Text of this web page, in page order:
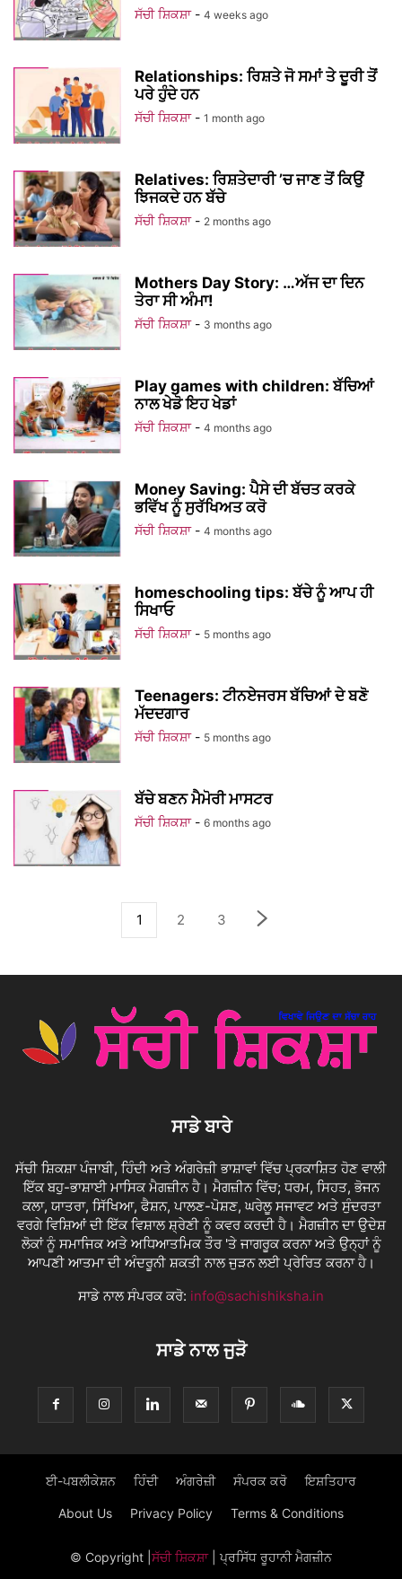
ਸੱਚੀ ਸ਼ਿਕਸ਼ਾ - 4 weeks ago
Relationships: ਰਿਸ਼ਤੇ ਜੋ ਸਮਾਂ ਤੇ ਦੂਰੀ ਤੋਂ
ਪਰੇ ਹੁੰਦੇ ਹਨ
ਸੱਚੀ ਸ਼ਿਕਸ਼ਾ - 1 month ago
Relatives: ਰਿਸ਼ਤੇਦਾਰੀ ’ਚ ਜਾਣ ਤੋਂ ਕਿਉਂ
ਝਿਜਕਦੇ ਹਨ ਬੱਚੇ
ਸੱਚੀ ਸ਼ਿਕਸ਼ਾ - 2 months ago
Mothers Day Story: …ਅੱਜ ਦਾ ਦਿਨ
ਤੇਰਾ ਸੀ ਅੰਮਾ!
ਸੱਚੀ ਸ਼ਿਕਸ਼ਾ - 3 months ago
Play games with children: ਬੱਚਿਆਂ
ਨਾਲ ਖੇਡੋ ਇਹ ਖੇਡਾਂ
ਸੱਚੀ ਸ਼ਿਕਸ਼ਾ - 4 months ago
Money Saving: ਪੈਸੇ ਦੀ ਬੱਚਤ ਕਰਕੇ
ਭਵਿੱਖ ਨੂੰ ਸੁਰੱਖਿਅਤ ਕਰੋ
ਸੱਚੀ ਸ਼ਿਕਸ਼ਾ - 4 months ago
homeschooling tips: ਬੱਚੇ ਨੂੰ ਆਪ ਹੀ
ਸਿਖਾਓ
ਸੱਚੀ ਸ਼ਿਕਸ਼ਾ - 5 months ago
Teenagers: ਟੀਨਏਜਰਸ ਬੱਚਿਆਂ ਦੇ ਬਣੋ
ਮੱਦਦਗਾਰ
ਸੱਚੀ ਸ਼ਿਕਸ਼ਾ - 5 months ago
ਬੱਚੇ ਬਣਨ ਮੈਮੋਰੀ ਮਾਸਟਰ
ਸੱਚੀ ਸ਼ਿਕਸ਼ਾ - 6 months ago
1 2 3
ਸਾਡੇ ਬਾਰੇ
ਸੱਚੀ ਸ਼ਿਕਸ਼ਾ ਪੰਜਾਬੀ, ਹਿੰਦੀ ਅਤੇ ਅੰਗਰੇਜ਼ੀ ਭਾਸ਼ਾਵਾਂ ਵਿੱਚ ਪ੍ਰਕਾਸ਼ਿਤ ਹੋਣ ਵਾਲੀ
ਇੱਕ ਬਹੁ-ਭਾਸ਼ਾਈ ਮਾਸਿਕ ਮੈਗਜ਼ੀਨ ਹੈ। ਮੈਗਜ਼ੀਨ ਵਿੱਚ; ਧਰਮ, ਸਿਹਤ, ਭੋਜਨ
ਕਲਾ, ਯਾਤਰਾ, ਸਿੱਖਿਆ, ਫੈਸ਼ਨ, ਪਾਲਣ-ਪੋਸ਼ਣ, ਘਰੇਲੂ ਸਜਾਵਟ ਅਤੇ ਸੁੰਦਰਤਾ
ਵਰਗੇ ਵਿਸ਼ਿਆਂ ਦੀ ਇੱਕ ਵਿਸ਼ਾਲ ਸ਼੍ਰੇਣੀ ਨੂੰ ਕਵਰ ਕਰਦੀ ਹੈ। ਮੈਗਜ਼ੀਨ ਦਾ ਉਦੇਸ਼
ਲੋਕਾਂ ਨੂੰ ਸਮਾਜਿਕ ਅਤੇ ਅਧਿਆਤਮਿਕ ਤੌਰ 'ਤੇ ਜਾਗਰੂਕ ਕਰਨਾ ਅਤੇ ਉਨ੍ਹਾਂ ਨੂੰ
ਆਪਣੀ ਆਤਮਾ ਦੀ ਅੰਦਰੂਨੀ ਸ਼ਕਤੀ ਨਾਲ ਜੁੜਨ ਲਈ ਪ੍ਰੇਰਿਤ ਕਰਨਾ ਹੈ।
ਸਾਡੇ ਨਾਲ ਸੰਪਰਕ ਕਰੋ: info@sachishiksha.in
ਸਾਡੇ ਨਾਲ ਜੁੜੋ
ਈ-ਪਬਲੀਕੇਸ਼ਨ ਹਿੰਦੀ ਅੰਗਰੇਜ਼ੀ ਸੰਪਰਕ ਕਰੋ ਇਸ਼ਤਿਹਾਰ
About Us Privacy Policy Terms & Conditions
© Copyright ਸੱਚੀ ਸ਼ਿਕਸ਼ਾ| ਪ੍ਰਸਿੱਧ ਰੂਹਾਨੀ ਮੈਗਜ਼ੀਨ